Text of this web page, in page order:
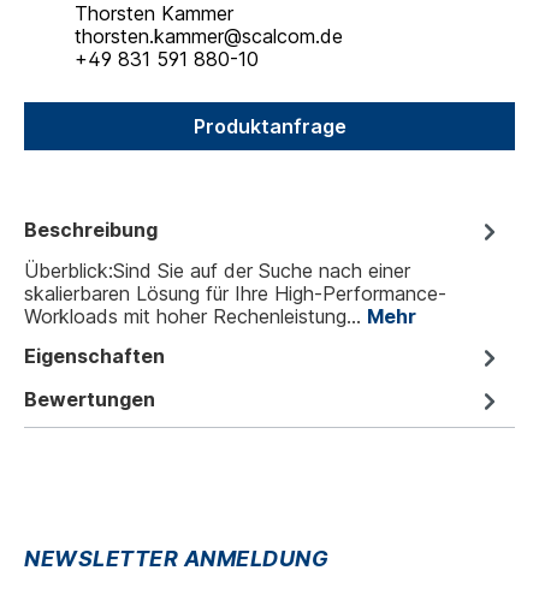
Thorsten Kammer
thorsten.kammer@scalcom.de
+49 831 591 880-10
Produktanfrage
Beschreibung
Überblick:Sind Sie auf der Suche nach einer
skalierbaren Lösung für Ihre High-Performance-
Workloads mit hoher Rechenleistung… Mehr
Eigenschaften
Bewertungen
NEWSLETTER ANMELDUNG